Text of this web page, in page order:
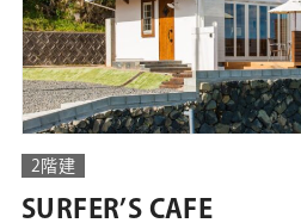
2階建
SURFER’S CAFE